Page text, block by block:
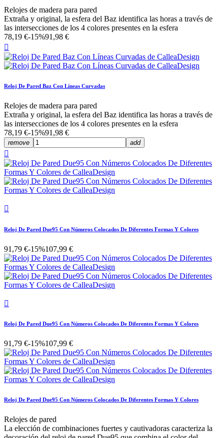
Relojes de madera para pared
Extraña y original, la esfera del Baz identifica las horas a través de
las intersecciones de los 4 colores presentes en la esfera
78,19 €-15%91,98 €

Reloj De Pared Baz Con Líneas Curvadas
Relojes de madera para pared
Extraña y original, la esfera del Baz identifica las horas a través de
las intersecciones de los 4 colores presentes en la esfera
78,19 €-15%91,98 €
remove add


Reloj De Pared Due95 Con Números Colocados De Diferentes Formas Y Colores
91,79 €-15%107,99 €

Reloj De Pared Due95 Con Números Colocados De Diferentes Formas Y Colores
91,79 €-15%107,99 €
Reloj De Pared Due95 Con Números Colocados De Diferentes Formas Y Colores
Relojes de pared
La elección de combinaciones fuertes y cautivadoras caracteriza la